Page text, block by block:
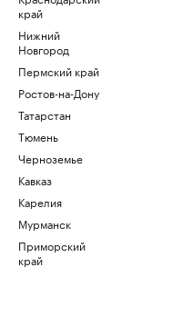
край
Нижний
Новгород
Пермский край
Ростов-на-Дону
Татарстан
Тюмень
Черноземье
Кавказ
Карелия
Мурманск
Приморский
край